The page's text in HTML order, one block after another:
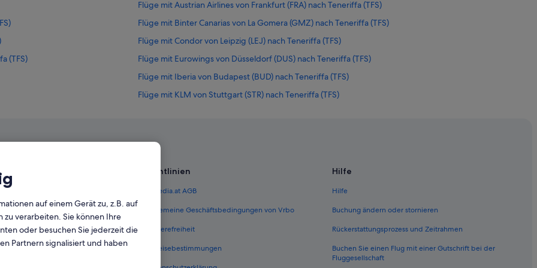
Flüge mit Austrian Airlines von Frankfurt (FRA) nach Teneriffa (TFS)
Flüge mit Binter Canarias von La Gomera (GMZ) nach Teneriffa (TFS)
Flüge mit Condor von Leipzig (LEJ) nach Teneriffa (TFS)
(TFS)
Flüge mit Eurowings von Düsseldorf (DUS) nach Teneriffa (TFS)
Flüge mit Iberia von Budapest (BUD) nach Teneriffa (TFS)
Flüge mit KLM von Stuttgart (STR) nach Teneriffa (TFS)
Flüge von Almaty (ALA) nach Teneriffa (TFS)
Flüge von Antalya (AYT) nach Teneriffa (TFS)
Flüge von Düsseldorf (DUS) nach Teneriffa (TFS)
Österreich
Österreich
Richtlinien
Expedia.at AGB
Allgemeine Geschäftsbedingungen von Vrbo
Barrierefreiheit
Einreisebestimmungen
Hilfe
Hilfe
Buchung ändern oder stornieren
Rückerstattungsprozess und Zeitrahmen
Buchen Sie einen Flug mit einer Gutschrift bei der
Fluggesellschaft
auf einem Gerät zu, z.B. auf
verarbeiten. Sie können Ihre
oder besuchen Sie jederzeit die
Partnern signalisiert und haben